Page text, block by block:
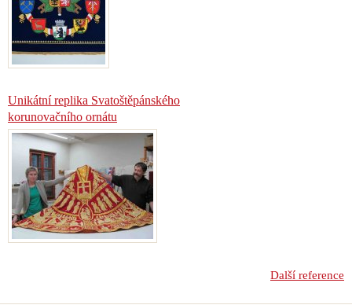
Unikátní replika Svatoštěpánského
korunovačního ornátu
Další reference